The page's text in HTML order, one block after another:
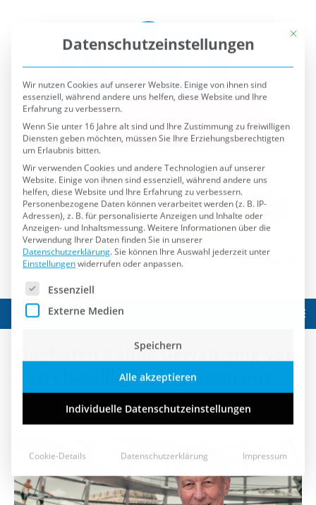
Flughafen Kabul: Gewalt ging von
ausreisewilligen Afghanen aus
23. Februar 2024
Datenschutzeinstellungen
essenziell, während andere uns helfen, diese Website und Ihre
Erfahrung zu verbessern.
Wenn Sie unter 16 Jahre alt sind und Ihre Zustimmung zu freiwilligen
Diensten geben möchten, müssen Sie Ihre Erziehungsberechtigten
um Erlaubnis bitten.
Wir verwenden Cookies und andere Technologien auf unserer
Website. Einige von ihnen sind essenziell, während andere uns
helfen, diese Website und Ihre Erfahrung zu verbessern.
Personenbezogene Daten können verarbeitet werden (z. B. IP-
Adressen), z. B. für personalisierte Anzeigen und Inhalte oder
Anzeigen- und Inhaltsmessung.Weitere Informationen über die
Verwendung Ihrer Daten finden Sie in unserer
Datenschutzerklärung. Sie können Ihre Auswahl jederzeit unter
Einstellungenwiderrufen oder anpassen.